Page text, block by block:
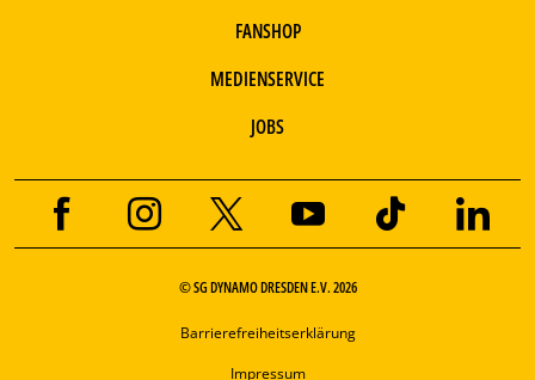
FANSHOP
MEDIENSERVICE
JOBS
© SG DYNAMO DRESDEN E.V. 2026
Barrierefreiheitserklärung
Impressum